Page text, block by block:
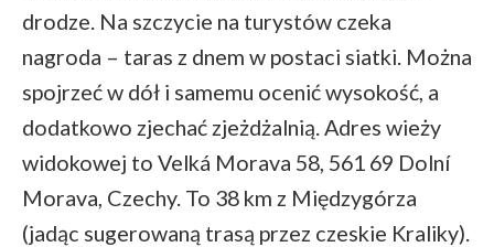
drodze. Na szczycie na turystów czeka
nagroda – taras z dnem w postaci siatki. Można
spojrzeć w dół i samemu ocenić wysokość, a
dodatkowo zjechać zjeżdżalnią. Adres wieży
widokowej to Velká Morava 58, 561 69 Dolní
Morava, Czechy. To 38 km z Międzygórza
(jadąc sugerowaną trasą przez czeskie Kraliky).